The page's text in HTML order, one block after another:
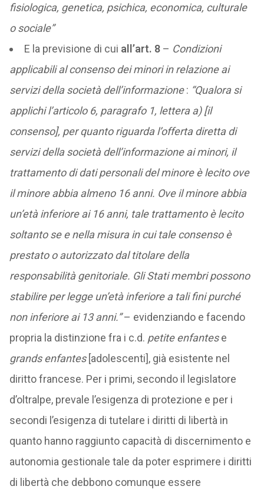
fisiologica, genetica, psichica, economica, culturale
o sociale”
E la previsione di cui all’art. 8– Condizioni
applicabili al consenso dei minori in relazione ai
servizi della società dell’informazione: “Qualora si
applichi l’articolo 6, paragrafo 1, lettera a) [il
consenso], per quanto riguarda l’offerta diretta di
servizi della società dell’informazione ai minori, il
trattamento di dati personali del minore è lecito ove
il minore abbia almeno 16 anni. Ove il minore abbia
un’età inferiore ai 16 anni, tale trattamento è lecito
soltanto se e nella misura in cui tale consenso è
prestato o autorizzato dal titolare della
responsabilità genitoriale. Gli Stati membri possono
stabilire per legge un’età inferiore a tali fini purché
non inferiore ai 13 anni.”– evidenziando e facendo
propria la distinzione fra i c.d. petite enfantese
grands enfantes [adolescenti], già esistente nel
diritto francese. Per i primi, secondo il legislatore
d’oltralpe, prevale l’esigenza di protezione e per i
secondi l’esigenza di tutelare i diritti di libertà in
quanto hanno raggiunto capacità di discernimento e
autonomia gestionale tale da poter esprimere i diritti
di libertà che debbono comunque essere